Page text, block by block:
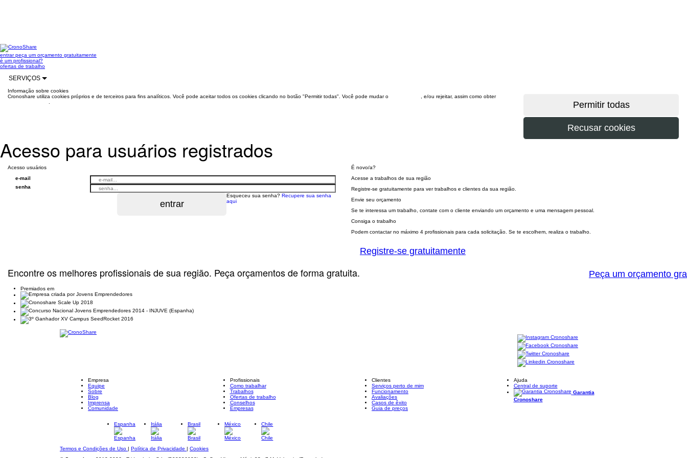
entrarpeça um orçamento gratuitamente
é um profissional?
ofertas de trabalho
SERVIÇOS
Informação sobre cookies
Cronoshare utiliza cookies próprios e de terceiros para fins analíticos. Você pode aceitar todos os cookies clicando no botão "Permitir todas". Você pode mudar o
, e/ou rejeitar, assim como obter
Acesso para usuários registrados
Acesso usuários
e-mail
senha
Esqueceu sua senha? Recupere sua senha
aqui
É novo/a?
Acesse a trabalhos de sua região
Registre-se gratuitamente para ver trabalhos e clientes da sua região.
Envie seu orçamento
Se te interessa um trabalho, contate com o cliente enviando um orçamento e uma mensagem pessoal.
Consiga o trabalho
Podem contactar no máximo 4 profissionais para cada solicitação. Se te escolhem, realiza o trabalho.
Registre-se gratuitamente
Encontre os melhores profissionais de sua região. Peça orçamentos de forma gratuita. Peça um orçamento
Premiados em
Empresa
Equipe
Sobre
Blog
Imprensa
Comunidade
Profissionais
Como trabalhar
Trabalhos
Ofertas de trabalho
Conselhos
Empresas
Clientes
Serviços perto de mim
Funcionamento
Avaliações
Casos de êxito
Guia de preços
Ajuda
Central de suporte
Garantia
Cronoshare
Espanha Itália Brasil México Chile
Termos e Condições de Uso | Política de Privacidade | Cookies